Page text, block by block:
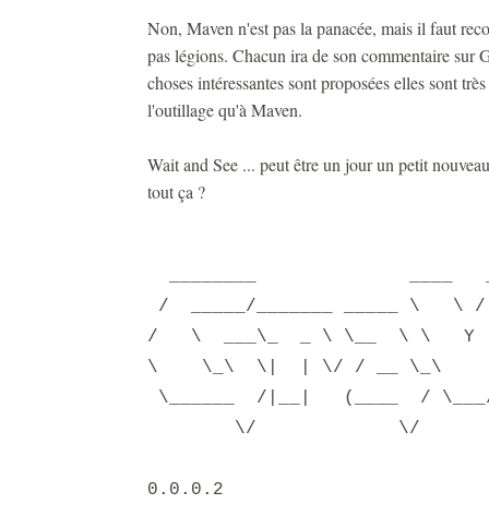
Non, Maven n'est pas la panacée, mais il faut
pas légions. Chacun ira de son commentaire sur
choses intéressantes sont proposées elles sont
l'outillage qu'à Maven.
Wait and See ... peut être un jour un petit
tout ça ?
/ _____/_______
/ \ ___\_ _ \ \__ \
\ \_\ \| | \/ / __
\______ /|__| (____ /
\/ \/
0.0.0.2